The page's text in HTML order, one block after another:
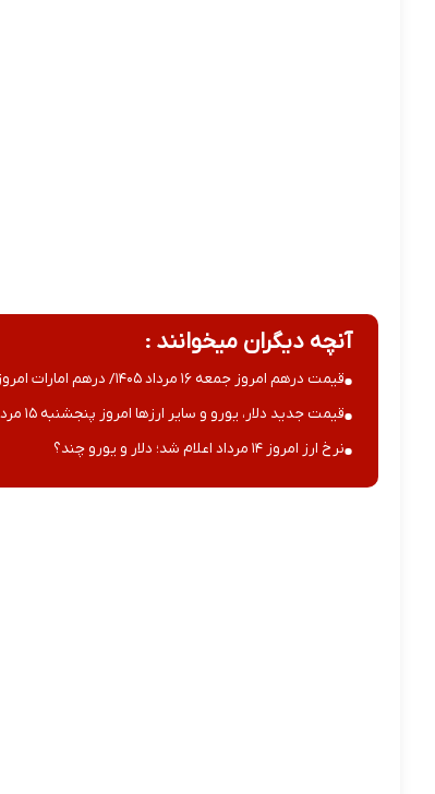
آنچه دیگران میخوانند :
قیمت درهم امروز جمعه ۱۶ مرداد ۱۴۰۵/ درهم امارات امروز چند؟
قیمت جدید دلار، یورو و سایر ارزها امروز پنجشنبه ۱۵ مرداد ۱۴۰۵
نرخ ارز امروز ۱۴ مرداد اعلام شد؛ دلار و یورو چند؟